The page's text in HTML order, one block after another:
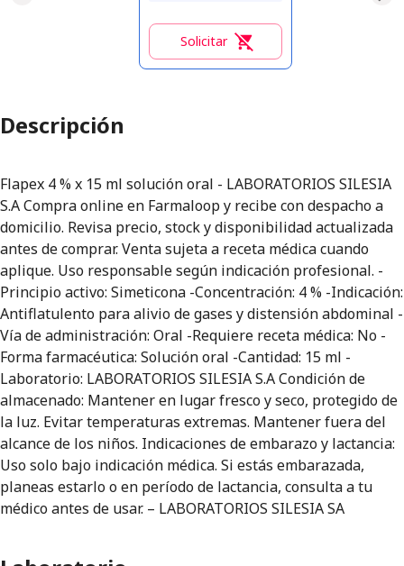
Solicitar
Descripción
Flapex 4 % x 15 ml solución oral - LABORATORIOS SILESIA
S.A Compra online en Farmaloop y recibe con despacho a
domicilio. Revisa precio, stock y disponibilidad actualizada
antes de comprar. Venta sujeta a receta médica cuando
aplique. Uso responsable según indicación profesional. -
Principio activo: Simeticona -Concentración: 4 % -Indicación:
Antiflatulento para alivio de gases y distensión abdominal -
Vía de administración: Oral -Requiere receta médica: No -
Forma farmacéutica: Solución oral -Cantidad: 15 ml -
Laboratorio: LABORATORIOS SILESIA S.A Condición de
almacenado: Mantener en lugar fresco y seco, protegido de
la luz. Evitar temperaturas extremas. Mantener fuera del
alcance de los niños. Indicaciones de embarazo y lactancia:
Uso solo bajo indicación médica. Si estás embarazada,
planeas estarlo o en período de lactancia, consulta a tu
médico antes de usar. – LABORATORIOS SILESIA SA